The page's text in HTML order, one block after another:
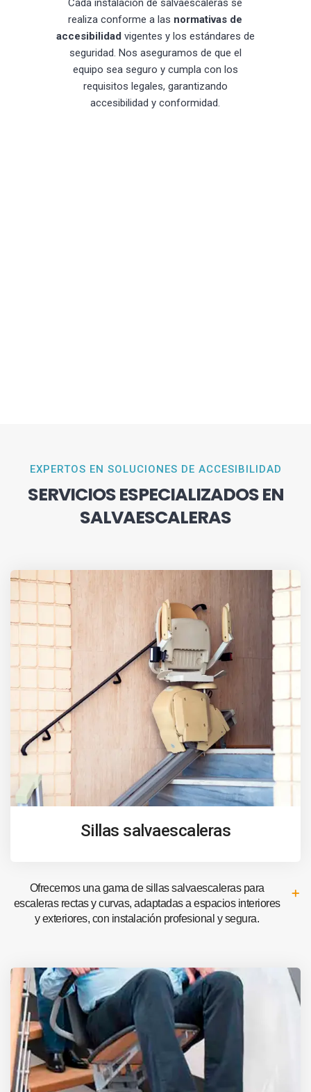
Cada instalación de salvaescaleras se
realiza conforme a las normativas de
accesibilidad vigentes y los estándares de
seguridad. Nos aseguramos de que el
equipo sea seguro y cumpla con los
requisitos legales, garantizando
accesibilidad y conformidad.
EXPERTOS EN SOLUCIONES DE ACCESIBILIDAD
SERVICIOS ESPECIALIZADOS EN
SALVAESCALERAS
Sillas salvaescaleras
Ofrecemos una gama de sillas salvaescaleras para
escaleras rectas y curvas, adaptadas a espacios interiores
y exteriores, con instalación profesional y segura.